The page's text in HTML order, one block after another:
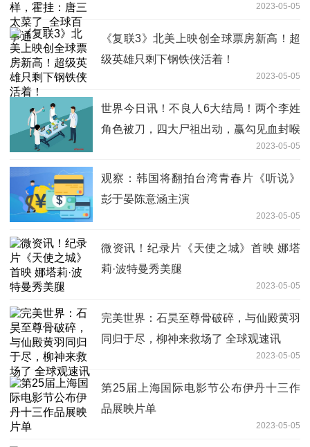
2023-05-05
《复联3》北美上映创全球票房新高！超
级英雄只剩下钢铁侠活着！
2023-05-05
世界今日讯！不良人6大结局！两个李姓
角色被刀，四大尸祖出动，赢勾见血封喉
2023-05-05
观察：韩国将翻拍台湾青春片《听说》
彭于晏陈意涵主演
2023-05-05
微资讯！纪录片《天使之城》首映 娜塔
莉·波特曼秀美腿
2023-05-05
完美世界：石昊至尊骨破碎，与仙殿黄羽
同归于尽，柳神来救场了 全球观速讯
2023-05-05
第25届上海国际电影节公布伊丹十三作
品展映片单
2023-05-05